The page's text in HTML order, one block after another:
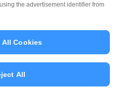
Corporation
the advertisement identifier from
All
Cookies